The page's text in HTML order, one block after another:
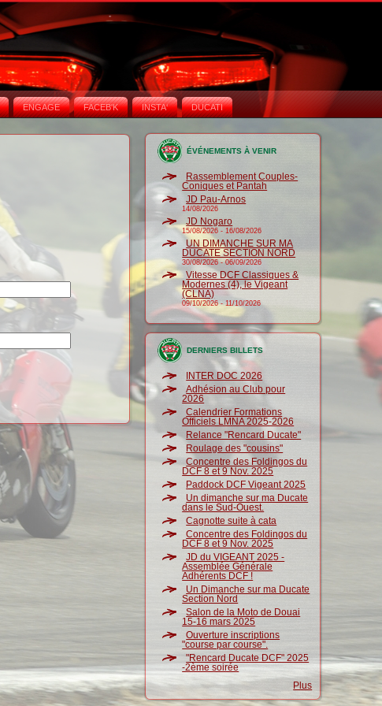
ENGAGE FACEB'K INSTA‘ DUCATI
ÉVÉNEMENTS À VENIR
Rassemblement Couples-
Coniques et Pantah
JD Pau-Arnos
14/08/2026
JD Nogaro
15/08/2026 -16/08/2026
UN DIMANCHE SUR MA
DUCATE SECTION NORD
30/08/2026-06/09/2026
Vitesse DCF Classiques &
Modernes (4), le Vigeant
(CLNA)
09/10/2026-11/10/2026
DERNIERS BILLETS
INTER DOC 2026
Adhésion au Club pour
2026
Calendrier Formations
Officiels LMNA 2025-2026
Relance "Rencard Ducate"
Roulage des "cousins"
Concentre des Foldingos du
DCF 8 et 9 Nov. 2025
Paddock DCF Vigeant 2025
Un dimanche sur ma Ducate
dans le Sud-Ouest.
Cagnotte suite à cata
Concentre des Foldingos du
DCF 8 et 9 Nov. 2025
JD du VIGEANT 2025 -
Assemblée Générale
Adhérents DCF !
Un Dimanche sur ma Ducate
Section Nord
Salon de la Moto de Douai
15-16 mars 2025
Ouverture inscriptions
"course par course".
"Rencard Ducate DCF" 2025
-2ème soirée
Plus